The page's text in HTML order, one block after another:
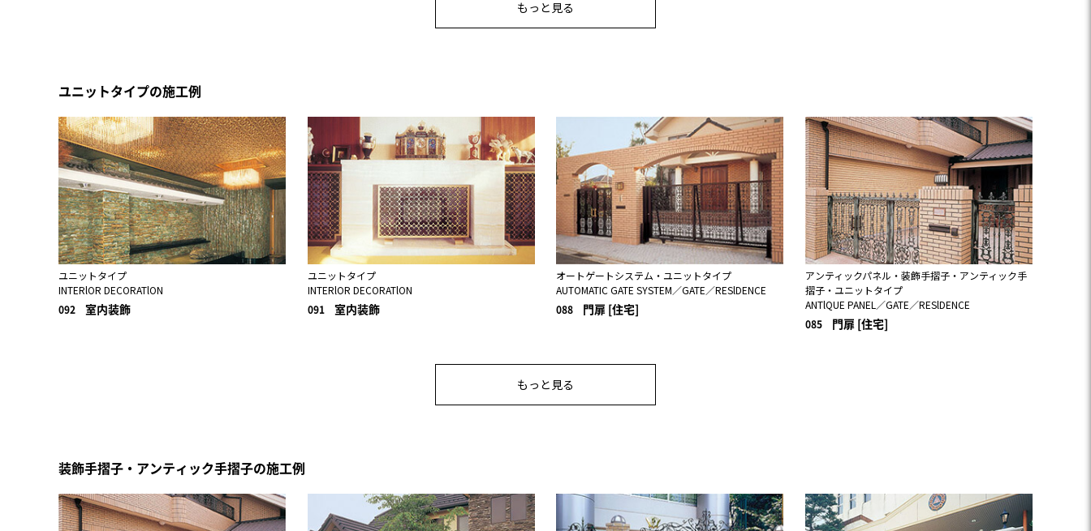
もっと見る
ユニットタイプの施工例
ユニットタイプ
INTERlOR DECORATlON
092 室内装飾
ユニットタイプ
INTERlOR DECORATlON
091 室内装飾
オートゲートシステム・ユニットタイプ
AUTOMATIC GATE SYSTEM／GATE／RESlDENCE
088 門扉 [住宅]
アンティックパネル・装飾手摺子・アンティック手
摺子・ユニットタイプ
ANTlQUE PANEL／GATE／RESlDENCE
085 門扉 [住宅]
もっと見る
装飾手摺子・アンティック手摺子の施工例